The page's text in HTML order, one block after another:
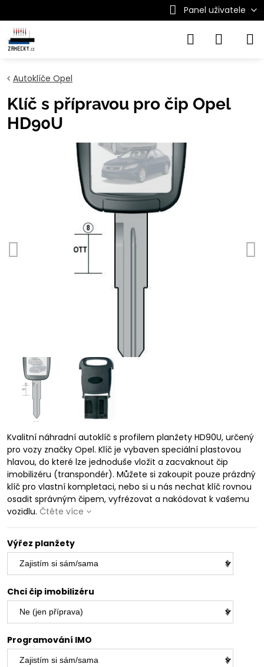
Panel uživatele
Autoklíče Opel
Klíč s přípravou pro čip Opel
HD90U
Kvalitní náhradní autoklíč s profilem planžety HD90U, určený
pro vozy značky Opel. Klíč je vybaven speciální plastovou
hlavou, do které lze jednoduše vložit a zacvaknout čip
imobilizéru (transpondér). Můžete si zakoupit pouze prázdný
klíč pro vlastní kompletaci, nebo si u nás nechat klíč rovnou
osadit správným čipem, vyfrézovat a nakódovat k vašemu
vozidlu. Čtěte více
Výřez planžety
Chci čip imobilizéru
Programování IMO